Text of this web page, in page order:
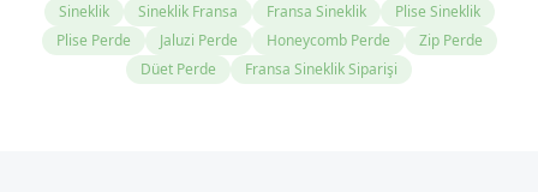
Sineklik
Sineklik Fransa Fransa Sineklik
Plise Sineklik
Plise Perde
Jaluzi Perde Honeycomb Perde
Zip Perde
Düet Perde
Fransa Sineklik Siparişi